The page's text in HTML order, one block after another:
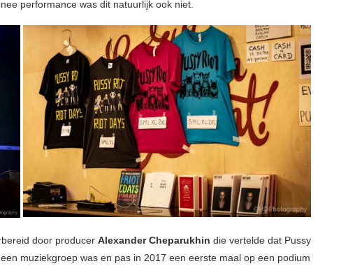
performance was dit natuurlijk ook niet.
door producer Alexander Cheparukhin die vertelde dat Pussy
muziekgroep was en pas in 2017 een eerste maal op een podium